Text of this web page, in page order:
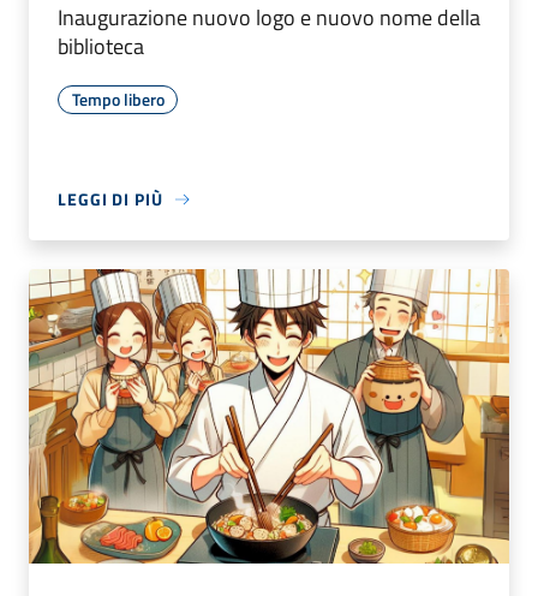
Inaugurazione nuovo logo e nuovo nome della
biblioteca
Tempo libero
LEGGI DI PIÙ